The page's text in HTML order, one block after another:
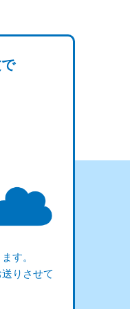
す。
りさせて